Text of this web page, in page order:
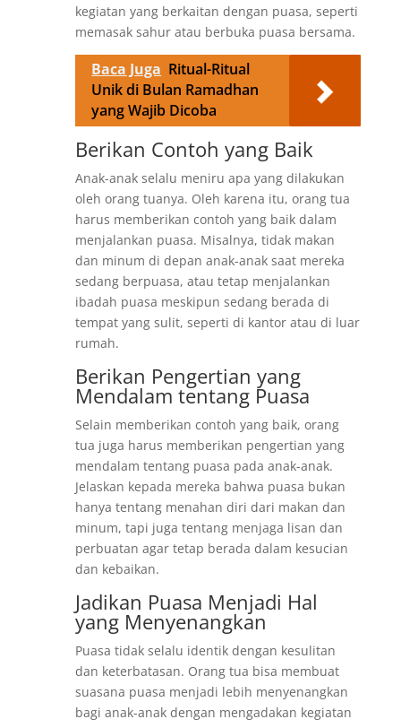
kegiatan yang berkaitan dengan puasa, seperti
memasak sahur atau berbuka puasa bersama.
Baca Juga Ritual-Ritual
Unik di Bulan Ramadhan
yang Wajib Dicoba
Berikan Contoh yang Baik
Anak-anak selalu meniru apa yang dilakukan
oleh orang tuanya. Oleh karena itu, orang tua
harus memberikan contoh yang baik dalam
menjalankan puasa. Misalnya, tidak makan
dan minum di depan anak-anak saat mereka
sedang berpuasa, atau tetap menjalankan
ibadah puasa meskipun sedang berada di
tempat yang sulit, seperti di kantor atau di luar
rumah.
Berikan Pengertian yang
Mendalam tentang Puasa
Selain memberikan contoh yang baik, orang
tua juga harus memberikan pengertian yang
mendalam tentang puasa pada anak-anak.
Jelaskan kepada mereka bahwa puasa bukan
hanya tentang menahan diri dari makan dan
minum, tapi juga tentang menjaga lisan dan
perbuatan agar tetap berada dalam kesucian
dan kebaikan.
Jadikan Puasa Menjadi Hal
yang Menyenangkan
Puasa tidak selalu identik dengan kesulitan
dan keterbatasan. Orang tua bisa membuat
suasana puasa menjadi lebih menyenangkan
bagi anak-anak dengan mengadakan kegiatan